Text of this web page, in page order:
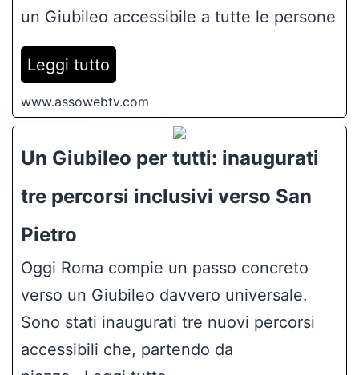
un Giubileo accessibile a tutte le persone
Leggi tutto
www.assowebtv.com
Un Giubileo per tutti: inaugurati
tre percorsi inclusivi verso San
Pietro
Oggi Roma compie un passo concreto
verso un Giubileo davvero universale.
Sono stati inaugurati tre nuovi percorsi
accessibili che, partendo da